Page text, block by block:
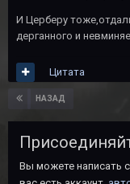
И Церберу
дерганного и
Цитата
НАЗАД
Вы можете написать